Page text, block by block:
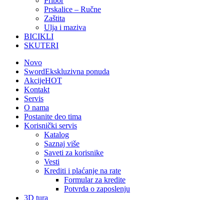
Prskalice – Ručne
Zaštita
Ulja i maziva
BICIKLI
SKUTERI
Novo
SwordEkskluzivna ponuda
AkcijeHOT
Kontakt
Servis
O nama
Postanite deo tima
Korisnički servis
Katalog
Saznaj više
Saveti za korisnike
Vesti
Krediti i plaćanje na rate
Formular za kredite
Potvrda o zaposlenju
3D tura